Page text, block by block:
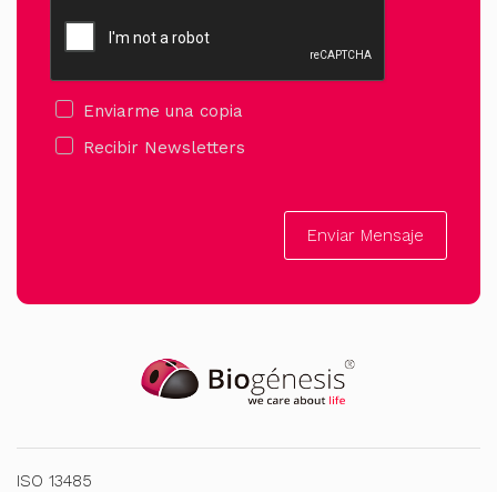
Enviarme una copia
Recibir Newsletters
Enviar Mensaje
ISO 13485